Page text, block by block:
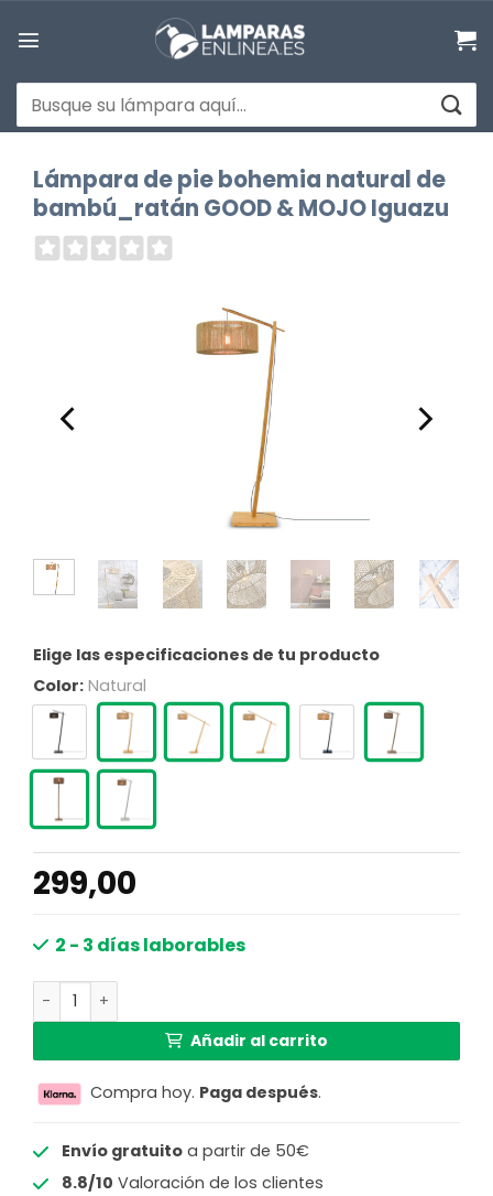
Buscar
por:
Lámpara de pie bohemia natural de
bambú_ratán GOOD & MOJO Iguazu
Elige las especificaciones de tu producto
Color: Natural
299,00
2 - 3 días laborables
Lámpara de pie bohemia natural de bambú_ratán
Añadir al carrito
Compra hoy. Paga después.
Envío gratuitoa partir de 50€
8.8/10 Valoración de los clientes